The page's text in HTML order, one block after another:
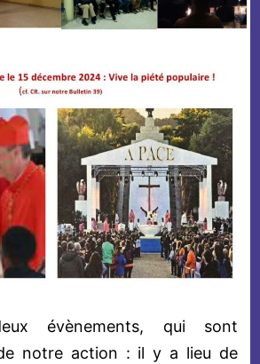
évènements, qui sont
notre action : il y a lieu de